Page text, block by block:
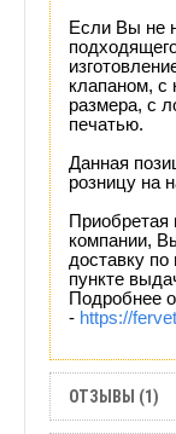
Если Вы не
клапаном, с
размера, с
печатью.
Данная
розницу на
Приобретая
компании,
доставку
пункте
Подробнее
- https://
ОТЗЫВЫ (1)